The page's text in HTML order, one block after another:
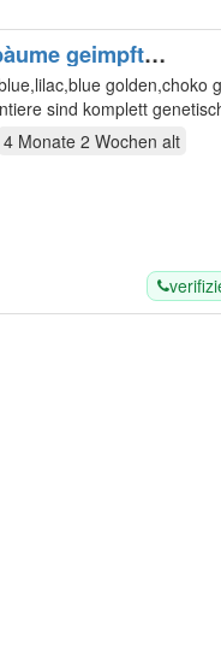
geimpft
golden und
sind komplett
4 Monate 2 Wochen alt